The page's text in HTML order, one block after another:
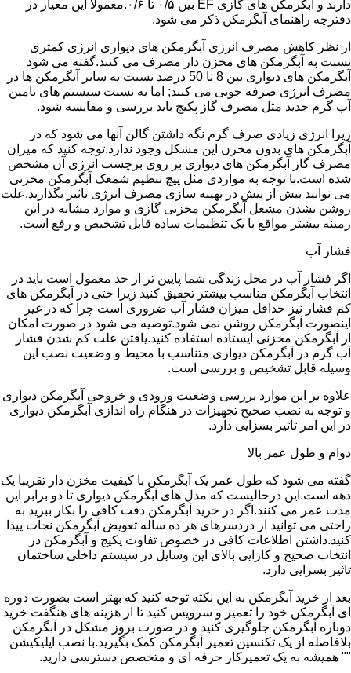
دارند و آبگرمکن های گازی EF بین ۰/۵ تا ۰/۶.معمولا این معیار در
دفترچه راهنمای آبگرمکن ذکر می شود.
از نظر کاهش مصرف انرژی آبگرمکن های دیواری انرژی کمتری
نسبت به آبگرمکن های مخزن دار مصرف می کنند.گفته می شود
آبگرمکن های دیواری بین 8 تا 50 درصد نسبت به سایر آبگرمکن ها در
مصرف انرژی صرفه جویی می کنند; اما به نسبت سیستم های تامین
آب گرم جدید مثل مصرف گاز پکیج باید بررسی و مقایسه شود.
زیرا انرژی زیادی صرف گرم نگه داشتن گالن آنها می شود که در
آبگرمکن های بدون مخزن این مشکل وجود ندارد.توجه کنید که میزان
مصرف گاز آبگرمکن های دیواری بر روی برچسب انرژی آن مشخص
شده است.با توجه به مواردی مثل پیچ تنظیم شمعک آبگرمکن مخزنی
می توانید بیش از پیش در بهینه سازی مصرف انرژی تاثیر بگذارید.علت
روشن نشدن مشعل آبگرمکن مخزنی گازی و موارد مشابه در این
زمینه بیشتر مواقع با یک تنظیمات ساده قابل تشخیص و رفع است.
فشار آب
اگر فشار آب در محل زندگی شما پایین تر از حد معمول است باید در
انتخاب آبگرمکن مناسب بیشتر تحقیق کنید زیرا حتی در آبگرمکن های
کم فشار نیز حداقل میزان فشار آب ضروری است چرا که در غیر
اینصورت آبگرمکن روشن نمی شود.توصیه می شود در صورت امکان
از آبگرمکن مخزنی ایستاده استفاده کنید.یافتن علت کم شدن فشار
آب گرم در آبگرمکن دیواری متناسب با محیط و وضعیت نصب این
وسیله قابل تشخیص و بررسی است.
علاوه بر این موارد بررسی وضعیت ورودی و خروجی آبگرمکن دیواری
و توجه به نصب صحیح تجهیزات در هنگام راه اندازی آبگرمکن دیواری
در این امر تاثیر بسزایی دارد.
دوام و طول عمر بالا
گفته می شود که طول عمر یک آبگرمکن با کیفیت مخزن دار تقریبا یک
دهه است.این درحالیست که مدل های آبگرمکن دیواری تا دو برابر این
مدت عمر می کنند.اگر در خرید آبگرمکن دقت کافی را بکار ببرید به
راحتی می توانید از دردسرهای هر ده ساله تعویض آبگرمکن نجات پیدا
کنید.داشتن اطلاعات کافی در خصوص تفاوت پکیج و آبگرمکن در
انتخاب صحیح و کارایی بالای این وسایل در سیستم داخلی ساختمان
تاثیر بسزایی دارد.
بعد از خرید آبگرمکن به این نکته توجه کنید که بهتر است بصورت دوره
ای آبگرمکن خود را تعمیر و سرویس کنید تا از هزینه های هنگفت خرید
دوباره آبگرمکن جلوگیری کنید و در صورت بروز مشکل در آبگرمکن
بلافاصله از یک تکنسین تعمیر آبگرمکن کمک بگیرید.با نصب اپلیکیشن
"" همیشه به یک تعمیرکار حرفه ای و متخصص دسترسی دارید.